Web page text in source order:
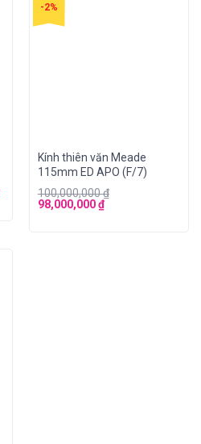
-2%
Kính thiên văn Meade
115mm ED APO (F/7)
100,000,000₫
98,000,000₫